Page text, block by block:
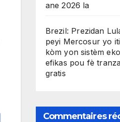
ane 2026 la
Brezil: Prezidan
peyi Mercosur yo
kòm yon sistèm
efikas pou fè
gratis
Commentaires